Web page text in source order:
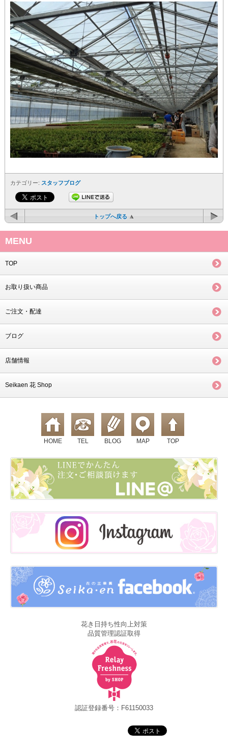
カテゴリー: スタッフブログ
トップへ戻る
MENU
TOP
お取り扱い商品
ご注文・配達
ブログ
店舗情報
Seikaen 花 Shop
HOME TEL BLOG MAP TOP
花き日持ち性向上対策
品質管理認証取得
認証登録番号：F61150033